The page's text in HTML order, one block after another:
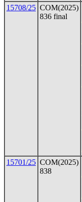
15708/25 COM(2025)
836 final
15701/25 COM(2025)
838